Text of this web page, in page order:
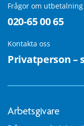
Frågor om utbetalning
020-65 00 65
Kontakta oss
Privatperson –
Arbetsgivare